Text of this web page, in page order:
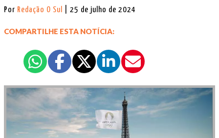
Por Redação O Sul | 25 de julho de 2024
COMPARTILHE ESTA NOTÍCIA: